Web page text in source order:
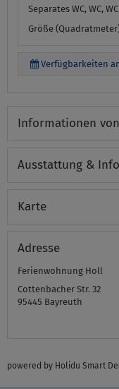
Separates WC, WC,
Größe
Verfügbarkeiten
Informationen
Ausstattung &
Karte
Adresse
Ferienwohnung Holl
Cottenbacher Str. 32
95445 Bayreuth
powered by Holidu Smart